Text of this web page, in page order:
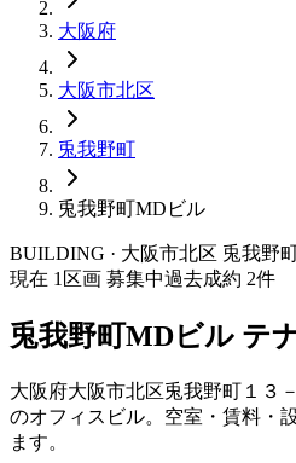
大阪府
大阪市北区
兎我野町
兎我野町MDビル
BUILDING · 大阪市北区 兎我野
現在 1 区画 募集中過去成約 2件
兎我野町MDビル テ
大阪府大阪市北区兎我野町１３
のオフィスビル。空室・賃料・
ます。